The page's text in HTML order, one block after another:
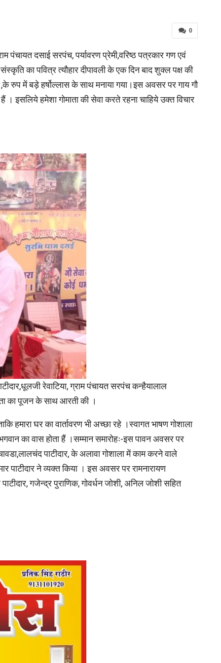
0
पंचायत दसाई सरपंच, पर्यावरण प्रेमी,वरिष्ठ पत्रकार गण एवं
का पवित्र त्यौहार दीपावली के एक दिन बाद शुक्ल पक्ष की
,के रुप में बड़े हर्षोल्लास के साथ मनाया गया।इस अवसर पर गाय गौ
इसलिये हमेशा गोमाता की सेवा करते रहना चाहिये उक्त विचार
रेवाटिया, ग्राम पंचायत सरपंच कन्हैयालाल
का पूजन के साथ आरती की ।
घर का वार्तावरण भी अच्छा रहे ।स्वागत भाषण गोशाला
का वास होता हैं ।सम्मान समारोहः-इस पावन अवसर पर
पाटीदार, के अलावा गोशाला में काम करने वाले
पाटीदार ने व्यक्त किया । इस अवसर पर रामनारायण
पाटीदार, गजेन्द्र पुराणिक, गोवर्धन जोशी, अनिल जोशी सहित